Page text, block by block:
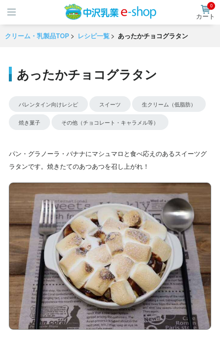
0
カート
クリーム・乳製品TOP レシピ一覧 あったかチョコグラタン
あったかチョコグラタン
バレンタイン向けレシピ スイーツ 生クリーム（低脂肪）
焼き菓子 その他（チョコレート・キャラメル等）
パン・グラノーラ・バナナにマシュマロと食べ応えのあるスイーツグ
ラタンです。焼きたてのあつあつを召し上がれ！